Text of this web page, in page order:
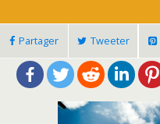
Partager Tweeter